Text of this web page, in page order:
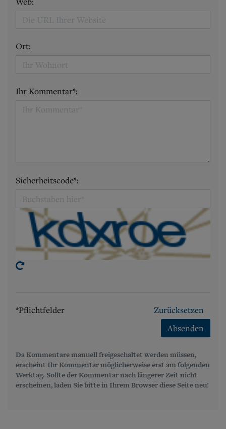
Ort:
Ihr Kommentar*:
Sicherheitscode*:
*Pflichtfelder
Zurücksetzen
Absenden
Da Kommentare manuell freigeschaltet werden müssen,
erscheint Ihr Kommentar möglicherweise erst am folgenden
Werktag. Sollte der Kommentar nach längerer Zeit nicht
erscheinen, laden Sie bitte in Ihrem Browser diese Seite neu!